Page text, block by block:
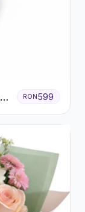
RON599